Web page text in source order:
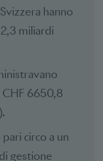
hanno
miliardi
6650,8
circo a un
gestione